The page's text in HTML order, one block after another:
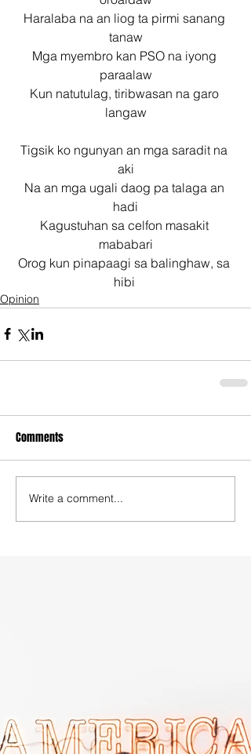
Haralaba na an liog ta pirmi sanang
tanaw
Mga myembro kan PSO na iyong
paraalaw
Kun natutulag, tiribwasan na garo
langaw
Tigsik ko ngunyan an mga saradit na
aki
Na an mga ugali daog pa talaga an
hadi
Kagustuhan sa celfon masakit
mababari
Orog kun pinapaagi sa balinghaw, sa
hibi
Opinion
Comments
Write a comment...